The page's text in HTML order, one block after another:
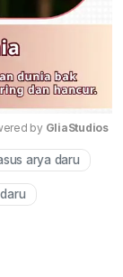
Mute
by GliaStudios
arya daru